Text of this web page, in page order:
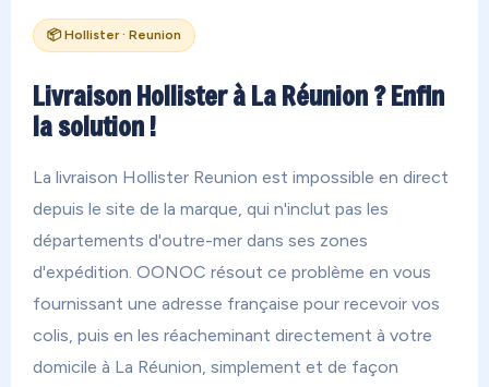
📦 Hollister · Reunion
Livraison Hollister à La Réunion ? Enfin
la solution !
La livraison Hollister Reunion est impossible en direct
depuis le site de la marque, qui n'inclut pas les
départements d'outre-mer dans ses zones
d'expédition. OONOC résout ce problème en vous
fournissant une adresse française pour recevoir vos
colis, puis en les réacheminant directement à votre
domicile à La Réunion, simplement et de façon